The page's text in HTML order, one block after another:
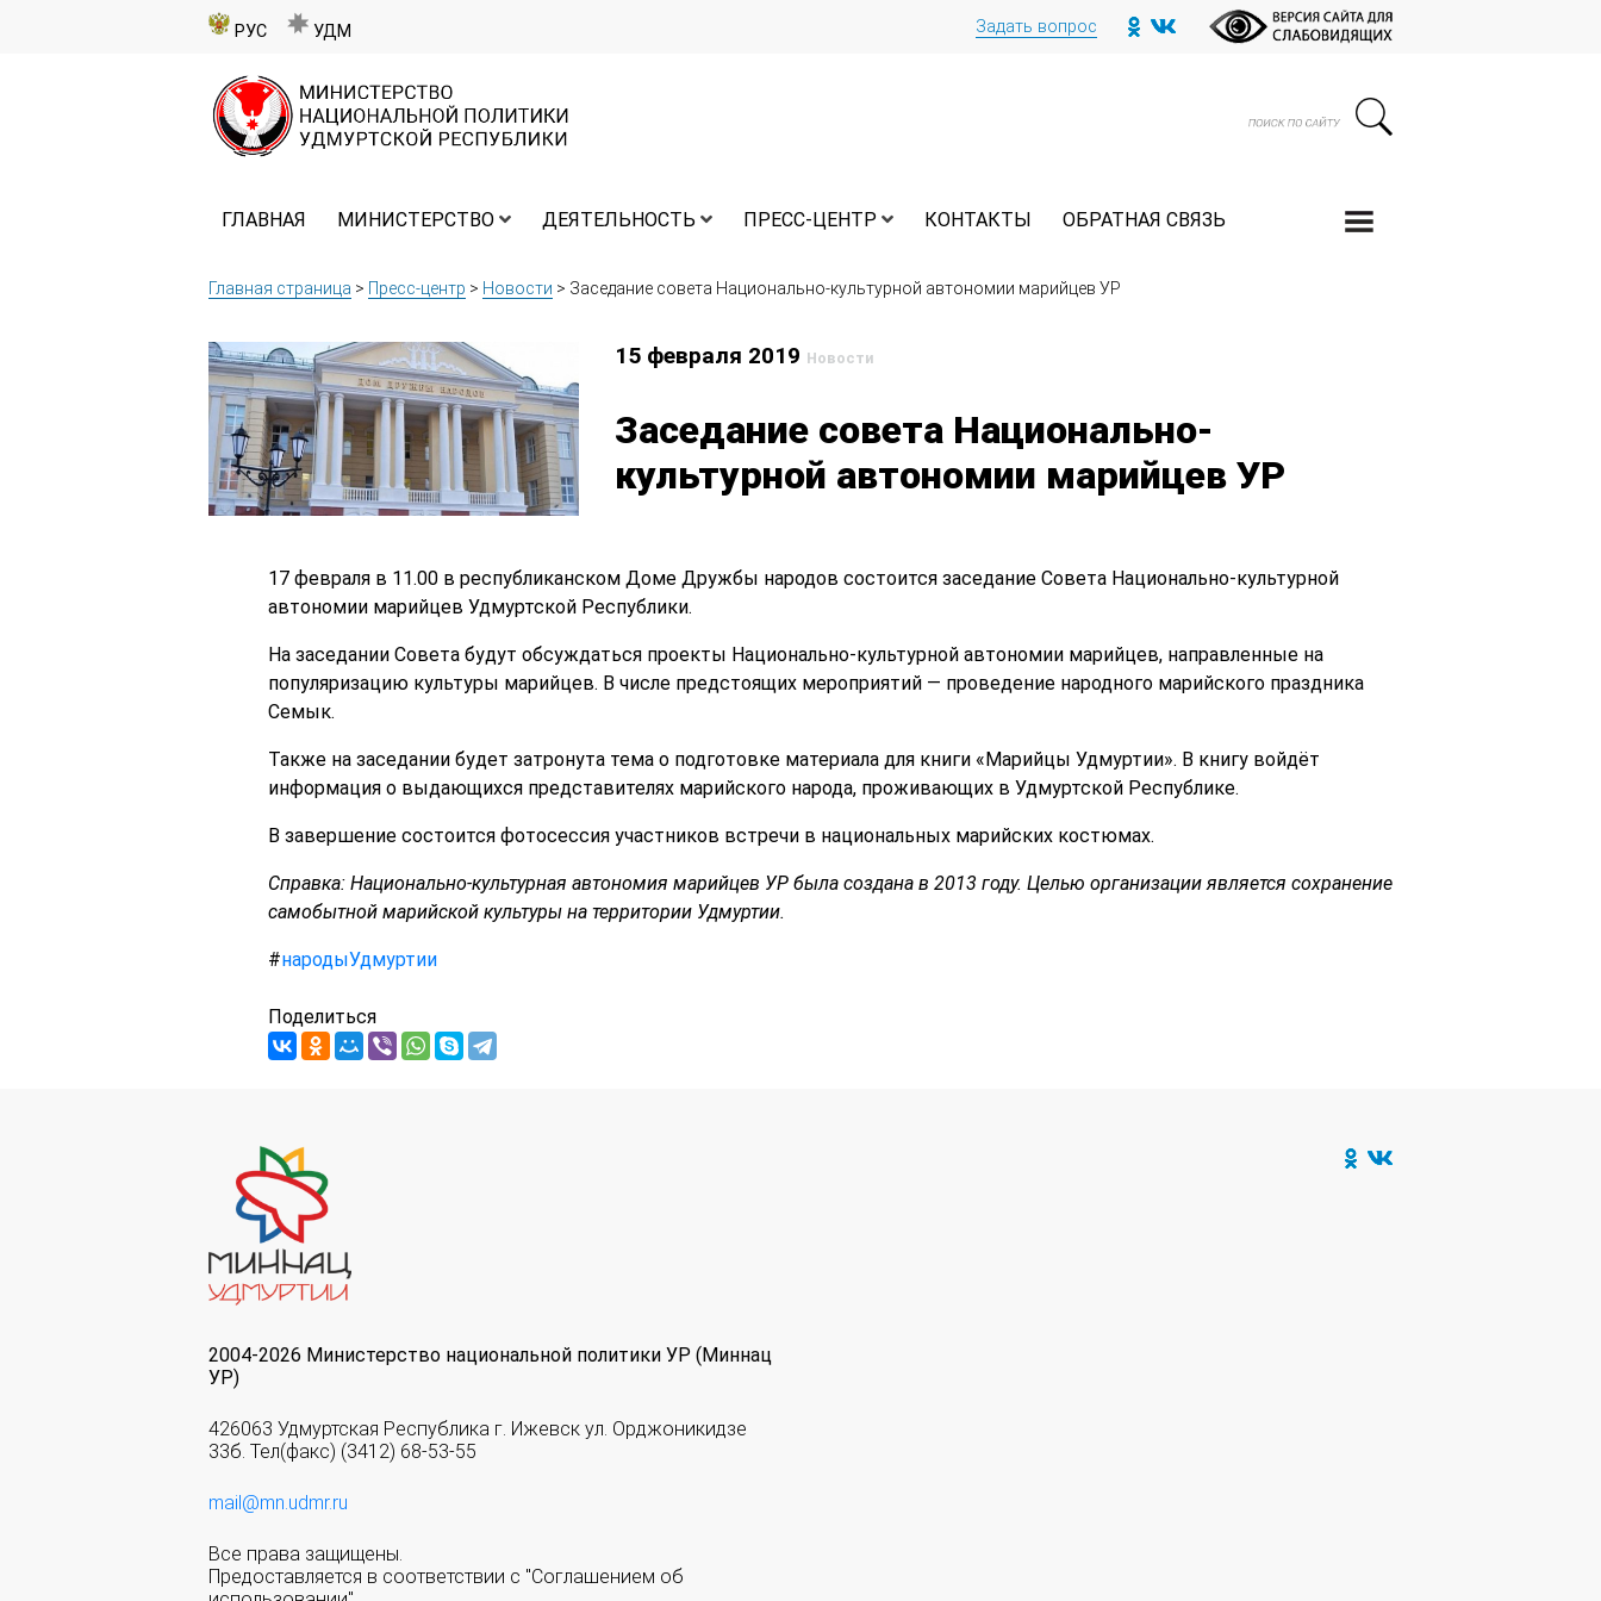
РУС УДМ Задать вопрос
ГЛАВНАЯ МИНИСТЕРСТВО ДЕЯТЕЛЬНОСТЬ ПРЕСС-ЦЕНТР КОНТАКТЫ ОБРАТНАЯ СВЯЗЬ
Главная страница > Пресс-центр > Новости > Заседание совета Национально-культурной автономии марийцев УР
15 февраля 2019 Новости
Заседание совета Национально-
культурной автономии марийцев УР
17 февраля в 11.00 в республиканском Доме Дружбы народов состоится заседание Cовета Национально-культурной
автономии марийцев Удмуртской Республики.
На заседании Cовета будут обсуждаться проекты Национально-культурной автономии марийцев, направленные на
популяризацию культуры марийцев. В числе предстоящих мероприятий — проведение народного марийского праздника
Семык.
Также на заседании будет затронута тема о подготовке материала для книги «Марийцы Удмуртии». В книгу войдёт
информация о выдающихся представителях марийского народа, проживающих в Удмуртской Республике.
В завершение состоится фотосессия участников встречи в национальных марийских костюмах.
Справка: Национально-культурная автономия марийцев УР была создана в 2013 году. Целью организации является сохранение
самобытной марийской культуры на территории Удмуртии.
#народыУдмуртии
Поделиться
2004-2026 Министерство национальной политики УР (Миннац
УР)
426063 Удмуртская Республика г. Ижевск ул. Орджоникидзе
33б. Тел(факс) (3412) 68-53-55
mail@mn.udmr.ru
Все права защищены.
Предоставляется в соответствии с "Соглашением об